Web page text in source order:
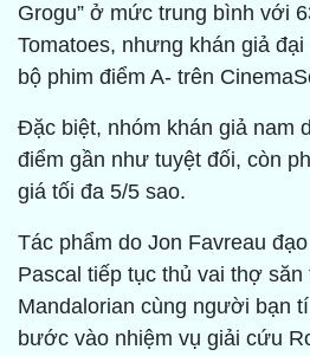
Grogu” ở mức trung bình với
Tomatoes, nhưng khán giả
bộ phim điểm A- trên
Đặc biệt, nhóm khán giả nam
điểm gần như tuyệt đối, còn
giá tối đa 5/5 sao.
Tác phẩm do Jon Favreau
Pascal tiếp tục thủ vai thợ
Mandalorian cùng người bạn
bước vào nhiệm vụ giải cứu